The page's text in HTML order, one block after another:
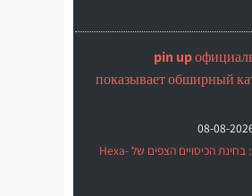
pin up
показывает обширный
08-08-
סיכום הניסוי ב'מקורות': בחינת הכיסויים הצפים של Hexa-